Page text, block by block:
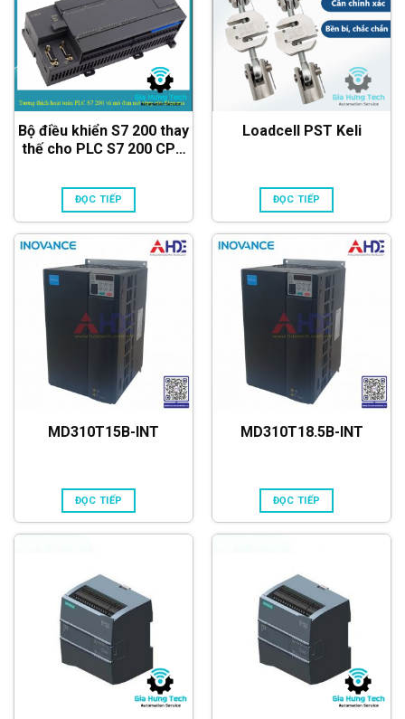
Bộ điều khiển S7 200 thay
thế cho PLC S7 200 CPU
ĐỌC TIẾP
Loadcell PST Keli
ĐỌC TIẾP
MD310T15B-INT
ĐỌC TIẾP
MD310T18.5B-INT
ĐỌC TIẾP